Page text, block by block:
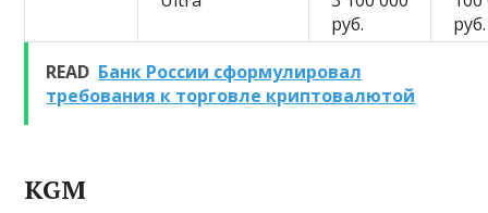
руб.
руб.
READ Банк России сформулировал
требования к торговле криптовалютой
KGM